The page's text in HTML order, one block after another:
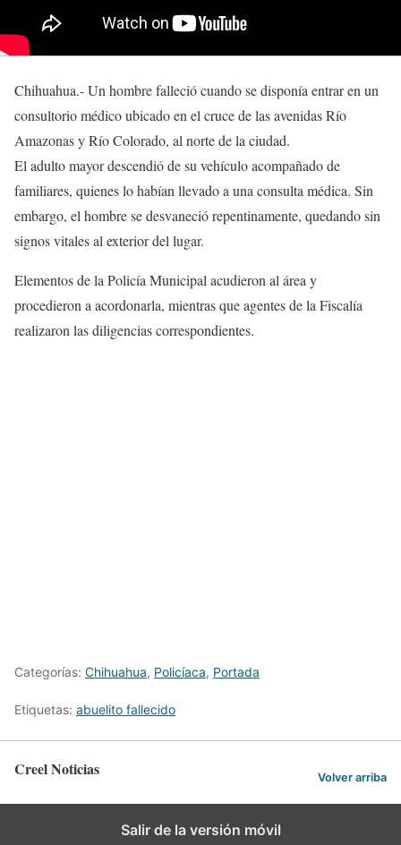
Chihuahua.- Un hombre falleció cuando se disponía entrar en un
consultorio médico ubicado en el cruce de las avenidas Río
Amazonas y Río Colorado, al norte de la ciudad.
El adulto mayor descendió de su vehículo acompañado de
familiares, quienes lo habían llevado a una consulta médica. Sin
embargo, el hombre se desvaneció repentinamente, quedando sin
signos vitales al exterior del lugar.
Elementos de la Policía Municipal acudieron al área y
procedieron a acordonarla, mientras que agentes de la Fiscalía
realizaron las diligencias correspondientes.
Categorías: Chihuahua, Policíaca, Portada
Etiquetas: abuelito fallecido
Creel Noticias Volver arriba
Salir de la versión móvil